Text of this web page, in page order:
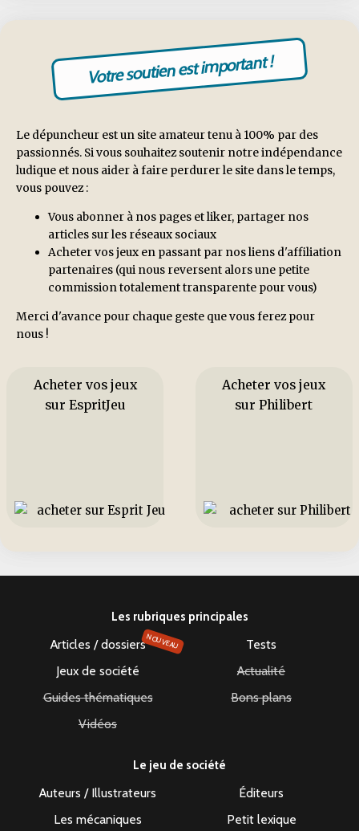
Votre soutien est important !
Le dépuncheur est un site amateur tenu à 100% par des
passionnés. Si vous souhaitez soutenir notre indépendance
ludique et nous aider à faire perdurer le site dans le temps,
vous pouvez :
Vous abonner à nos pages et liker, partager nos
articles sur les réseaux sociaux
Acheter vos jeux en passant par nos liens d'affiliation
partenaires (qui nous reversent alors une petite
commission totalement transparente pour vous)
Merci d'avance pour chaque geste que vous ferez pour
nous !
Acheter vos jeux
sur EspritJeu
Acheter vos jeux
sur Philibert
Les rubriques principales
Articles / dossiersNOUVEAU
Tests
Jeux de société
Actualité
Guides thématiques
Bons plans
Vidéos
Le jeu de société
Auteurs / Illustrateurs
Éditeurs
Les mécaniques
Petit lexique